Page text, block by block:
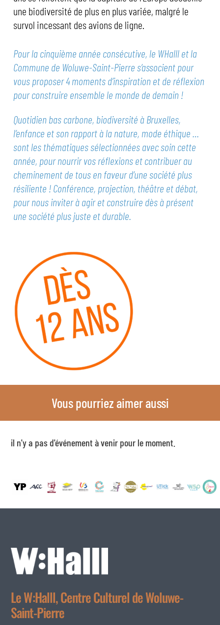
une biodiversité de plus en plus variée, malgré le
survol incessant des avions de ligne.
Pour la cinquième année consécutive, le WHalll et la
Commune de Woluwe-Saint-Pierre s’associent pour
vous proposer 4 moments d’inspiration et de réflexion
pour construire ensemble le monde de demain !
Quotidien bas carbone, biodiversité à Bruxelles,
l’enfance et son rapport à la nature, mode éthique …
sont les thématiques sélectionnées avec soin cette
année, pour nourrir vos réflexions et contribuer au
cheminement de tous en faveur d’une société plus
résiliente ! Conférence, projection, théâtre et débat,
pour nous inviter à agir et construire dès à présent
une société plus juste et durable.
Vous pourriez aimer aussi
il n'y a pas d'événement à venir pour le moment.
Le W:Halll, Centre Culturel de Woluwe-
Saint-Pierre